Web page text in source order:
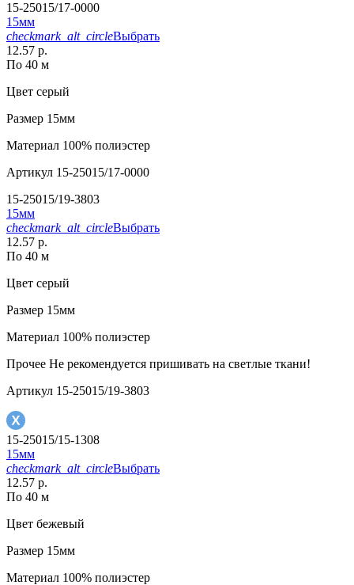
15-25015/17-0000
15мм
checkmark_alt_circleВыбрать
12.57 р.
По 40 м
Цвет серый
Размер 15мм
Материал 100% полиэстер
Артикул 15-25015/17-0000
15-25015/19-3803
15мм
checkmark_alt_circleВыбрать
12.57 р.
По 40 м
Цвет серый
Размер 15мм
Материал 100% полиэстер
Прочее Не рекомендуется пришивать на светлые ткани!
Артикул 15-25015/19-3803
15-25015/15-1308
15мм
checkmark_alt_circleВыбрать
12.57 р.
По 40 м
Цвет бежевый
Размер 15мм
Материал 100% полиэстер